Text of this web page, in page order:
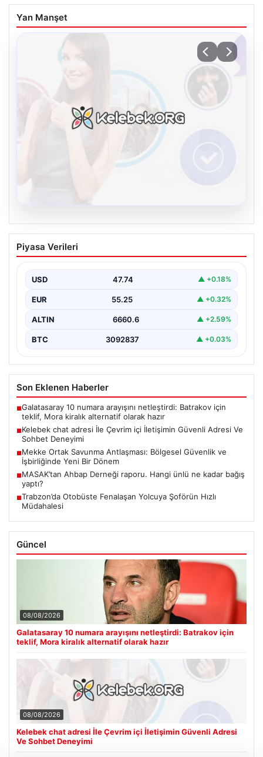
Yan Manşet
Kelebek chat adresi İle Çevrim içi
İletişimin Güvenli Adresi Ve Sohbet
Sanal çağında bireylerin kaliteli bir tarzda irtibat kurması
Piyasa Verileri
USD 47.74 ▲ +0.18%
EUR 55.25 ▲ +0.32%
ALTIN 6660.6 ▲ +2.59%
BTC 3092837 ▲ +0.03%
Son Eklenen Haberler
■Galatasaray 10 numara arayışını netleştirdi: Batrakov için
teklif, Mora kiralık alternatif olarak hazır
■Kelebek chat adresi İle Çevrim içi İletişimin Güvenli Adresi Ve
Sohbet Deneyimi
■Mekke Ortak Savunma Antlaşması: Bölgesel Güvenlik ve
İşbirliğinde Yeni Bir Dönem
■MASAK’tan Ahbap Derneği raporu. Hangi ünlü ne kadar bağış
yaptı?
■Trabzon’da Otobüste Fenalaşan Yolcuya Şoförün Hızlı
Müdahalesi
Güncel
08/08/2026
Galatasaray 10 numara arayışını netleştirdi: Batrakov için
teklif, Mora kiralık alternatif olarak hazır
08/08/2026
Kelebek chat adresi İle Çevrim içi İletişimin Güvenli Adresi
Ve Sohbet Deneyimi